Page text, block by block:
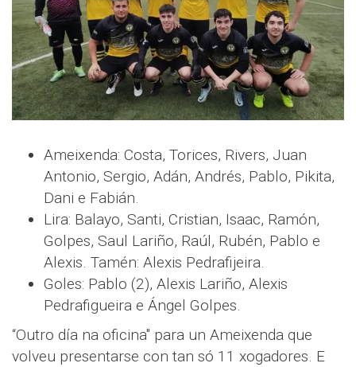
Ameixenda: Costa, Torices, Rivers, Juan
Antonio, Sergio, Adán, Andrés, Pablo, Pikita,
Dani e Fabián.
Lira: Balayo, Santi, Cristian, Isaac, Ramón,
Golpes, Saul Lariño, Raúl, Rubén, Pablo e
Alexis. Tamén: Alexis Pedrafijeira.
Goles: Pablo (2), Alexis Lariño, Alexis
Pedrafigueira e Ángel Golpes.
“Outro día na oficina" para un Ameixenda que
volveu presentarse con tan só 11 xogadores. E